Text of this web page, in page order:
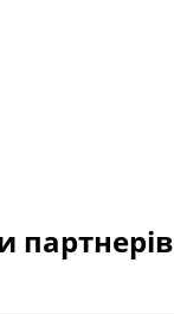
партнерів